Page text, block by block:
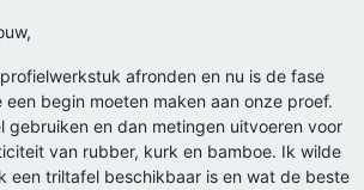
afronden en nu is de fase
begin moeten maken aan onze proef.
gebruiken en dan metingen uitvoeren voor
van rubber, kurk en bamboe. Ik wilde
een triltafel beschikbaar is en wat de beste